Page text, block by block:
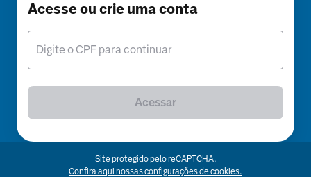
Acesse ou crie uma conta
Digite o CPF para continuar
Acessar
Site protegido pelo reCAPTCHA.
Confira aqui nossas configurações de cookies.